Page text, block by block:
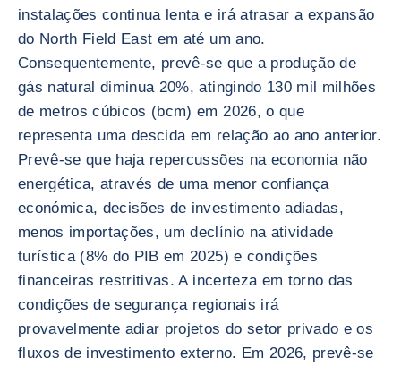
instalações continua lenta e irá atrasar a expansão
do North Field East em até um ano.
Consequentemente, prevê-se que a produção de
gás natural diminua 20%, atingindo 130 mil milhões
de metros cúbicos (bcm) em 2026, o que
representa uma descida em relação ao ano anterior.
Prevê-se que haja repercussões na economia não
energética, através de uma menor confiança
económica, decisões de investimento adiadas,
menos importações, um declínio na atividade
turística (8% do PIB em 2025) e condições
financeiras restritivas. A incerteza em torno das
condições de segurança regionais irá
provavelmente adiar projetos do setor privado e os
fluxos de investimento externo. Em 2026, prevê-se